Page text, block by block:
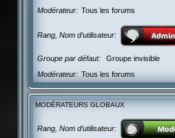
Modérateur
Tous les forums
Rang, Nom d’utilisateur
Groupe par défaut
Groupe invisible
Modérateur
Tous les forums
MODÉRATEURS GLOBAUX
Rang, Nom d’utilisateur